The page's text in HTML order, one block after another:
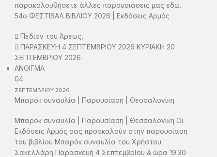
παρακολουθήσετε άλλες παρουσιάσεις μας εδώ.
54ο ΦΕΣΤΙΒΑΛ ΒΙΒΛΙΟΥ 2026 | Εκδόσεις Αρμός
Πεδίον του Άρεως,
ΠΑΡΑΣΚΕΥΗ 4 ΣΕΠΤΕΜΒΡΙΟΥ 2026 ΚΥΡΙΑΚΗ 20
ΣΕΠΤΕΜΒΡΙΟΥ 2026
ΑΝΟΙΓΜΑ
04
ΣΕΠΤΕΜΒΡΙΟΥ 2026
Μπαρόκ συναυλία | Παρουσίαση | Θεσσαλονίκη
Μπαρόκ συναυλία | Παρουσίαση | Θεσσαλονίκη Οι
Εκδόσεις Αρμός σας προσκαλούν στην παρουσίαση
του βιβλίου Μπαρόκ συναυλία του Χρήστου
Σακελλάρη Παρασκευή 4 Σεπτεμβρίου & ώρα 19:30